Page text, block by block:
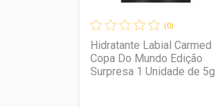
(0)
Hidratante Labial Carmed
Copa Do Mundo Edição
Surpresa 1 Unidade de 5g